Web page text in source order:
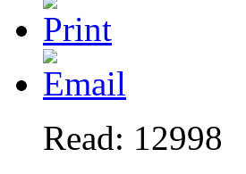
Read: 12998